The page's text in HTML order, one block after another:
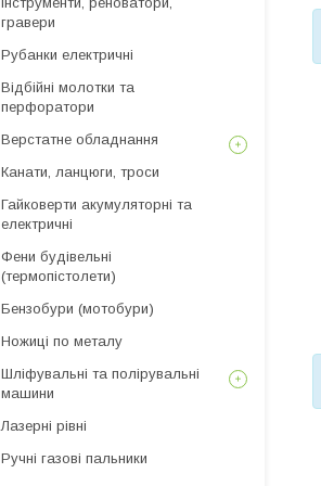
гравери
Рубанки електричні
Відбійні молотки та
перфоратори
Верстатне обладнання
Канати, ланцюги, троси
Гайковерти акумуляторні та
електричні
Фени будівельні
(термопістолети)
Бензобури (мотобури)
Ножиці по металу
Шліфувальні та полірувальні
машини
Лазерні рівні
Ручні газові пальники